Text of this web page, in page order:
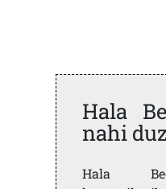
Hala
nahi
Hala